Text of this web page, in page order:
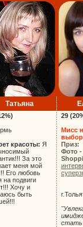
Татьяна
красоты: Я
За это
меня мой
Его любовь
на подвиги
Хочу и
быть
29
Мисс
выбор
Приз:
Фото -
стать